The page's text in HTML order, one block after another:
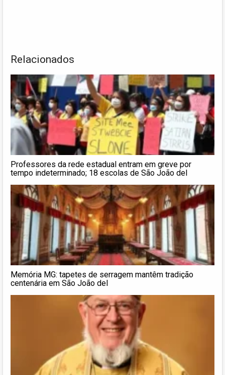
Relacionados
Professores da rede estadual entram em greve por
tempo indeterminado; 18 escolas de São João del
Memória MG: tapetes de serragem mantêm tradição
centenária em São João del